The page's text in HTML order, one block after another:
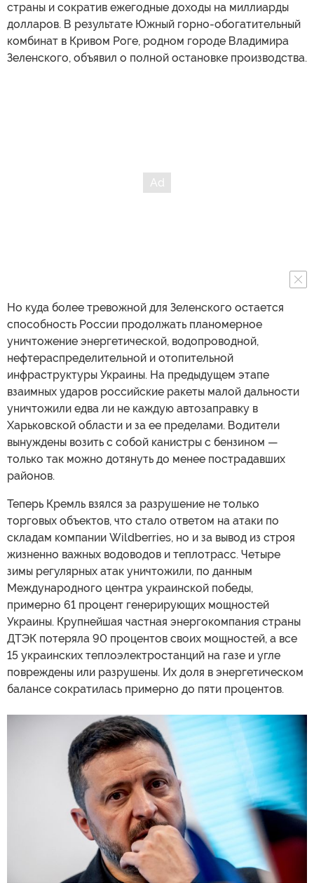
страны и сократив ежегодные доходы на миллиарды
долларов. В результате Южный горно-обогатительный
комбинат в Кривом Роге, родном городе Владимира
Зеленского, объявил о полной остановке производства.
Но куда более тревожной для Зеленского остается
способность России продолжать планомерное
уничтожение энергетической, водопроводной,
нефтераспределительной и отопительной
инфраструктуры Украины. На предыдущем этапе
взаимных ударов российские ракеты малой дальности
уничтожили едва ли не каждую автозаправку в
Харьковской области и за ее пределами. Водители
вынуждены возить с собой канистры с бензином —
только так можно дотянуть до менее пострадавших
районов.
Теперь Кремль взялся за разрушение не только
торговых объектов, что стало ответом на атаки по
складам компании Wildberries, но и за вывод из строя
жизненно важных водоводов и теплотрасс. Четыре
зимы регулярных атак уничтожили, по данным
Международного центра украинской победы,
примерно 61 процент генерирующих мощностей
Украины. Крупнейшая частная энергокомпания страны
ДТЭК потеряла 90 процентов своих мощностей, а все
15 украинских теплоэлектростанций на газе и угле
повреждены или разрушены. Их доля в энергетическом
балансе сократилась примерно до пяти процентов.